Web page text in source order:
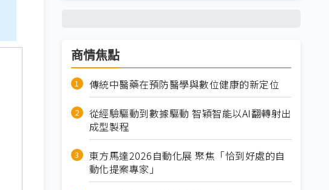
商情焦點
傳統中醫藥在預防醫學與數位健康的新定位
從經驗驅動到數據驅動 智穎智能以AI翻轉射出
成型製程
東方馬達2026自動化展 聚焦「恰到好處的自
動化提案專家」